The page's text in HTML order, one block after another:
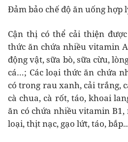
Đảm bảo chế độ ăn uống hợp
Cận thị có thể cải thiện
thức ăn chứa nhiều vitamin
động vật, sữa bò, sữa cừu,
cá…; Các loại thức ăn chứa
có trong rau xanh, cải trắng,
cà chua, cà rốt, táo, khoai
ăn có chứa nhiều vitamin B1,
loại, thịt nạc, gạo lứt, táo, bắp...